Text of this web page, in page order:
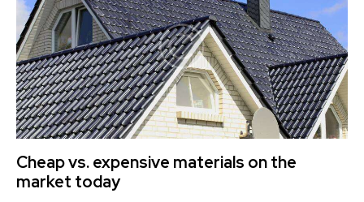
Cheap vs. expensive materials on the
market today